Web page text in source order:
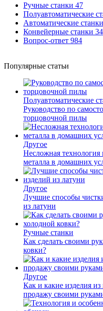
Ручные станки 47
Полуавтоматические
Автоматические станки
Конвейерные станки 34
Вопрос-ответ 984
Популярные статьи
Полуавтоматические
Руководство по
торцовочной пилы
Другое
Несложная технология
металла в домашних
Другое
Лучшие способы
из латуни
Ручные станки
Как сделать своими
ковки?
Другое
Как и какие изделия
продажу своими